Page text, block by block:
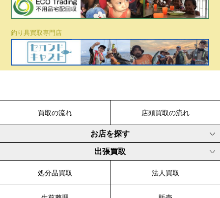
釣り具買取専門店
買取の流れ 店頭買取の流れ
お店を探す
出張買取
処分品買取 法人買取